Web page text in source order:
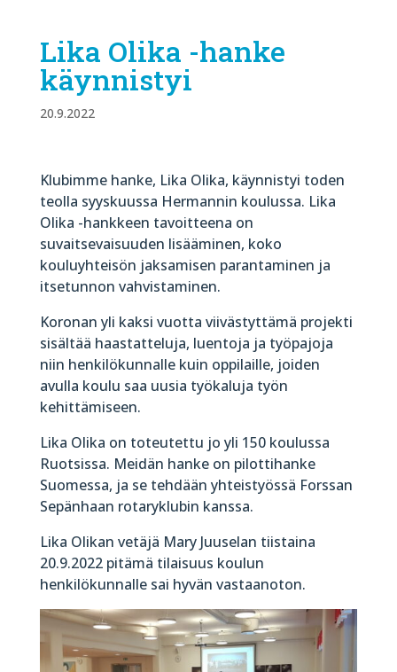
Lika Olika -hanke
käynnistyi
20.9.2022
Klubimme hanke, Lika Olika, käynnistyi toden
teolla syyskuussa Hermannin koulussa. Lika
Olika -hankkeen tavoitteena on
suvaitsevaisuuden lisääminen, koko
kouluyhteisön jaksamisen parantaminen ja
itsetunnon vahvistaminen.
Koronan yli kaksi vuotta viivästyttämä projekti
sisältää haastatteluja, luentoja ja työpajoja
niin henkilökunnalle kuin oppilaille, joiden
avulla koulu saa uusia työkaluja työn
kehittämiseen.
Lika Olika on toteutettu jo yli 150 koulussa
Ruotsissa. Meidän hanke on pilottihanke
Suomessa, ja se tehdään yhteistyössä Forssan
Sepänhaan rotaryklubin kanssa.
Lika Olikan vetäjä Mary Juuselan tiistaina
20.9.2022 pitämä tilaisuus koulun
henkilökunnalle sai hyvän vastaanoton.